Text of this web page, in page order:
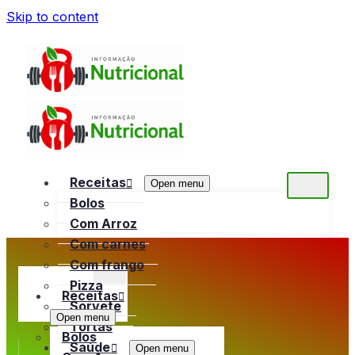
Skip to content
Receitas Open menu
Bolos
Com Arroz
Com carnes
Com frango
Pizza
Sorvete
Tortas
Saúde
Open menu
Receitas
Open menu
Bolos